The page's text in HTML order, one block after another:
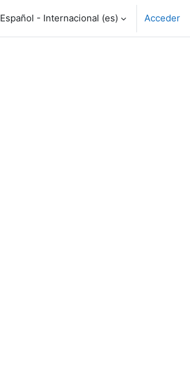
Español - Internacional ‎(es)‎ Acceder